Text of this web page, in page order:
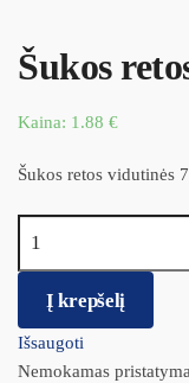
Šukos
Kaina: 1.88 €
Šukos retos vidutinės
Į krepšelį
Išsaugoti
Nemokamas